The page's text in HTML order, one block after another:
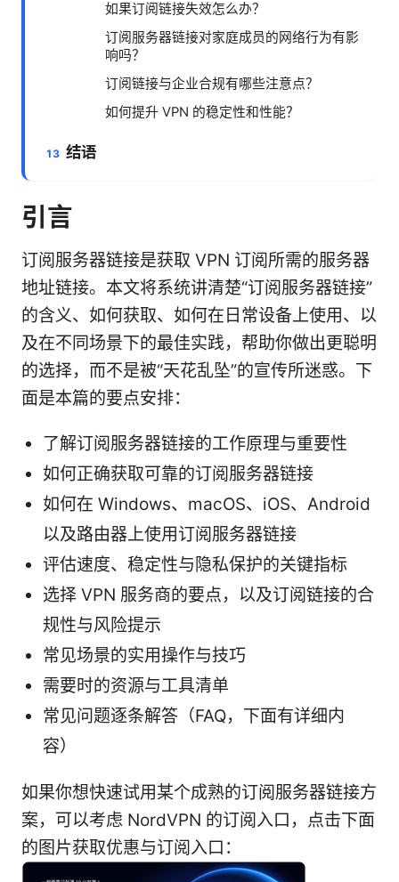
如果订阅链接失效怎么办？
订阅服务器链接对家庭成员的网络行为有影
响吗？
订阅链接与企业合规有哪些注意点？
如何提升 VPN 的稳定性和性能？
结语
引言
订阅服务器链接是获取 VPN 订阅所需的服务器
地址链接。本文将系统讲清楚“订阅服务器链接”
的含义、如何获取、如何在日常设备上使用、以
及在不同场景下的最佳实践，帮助你做出更聪明
的选择，而不是被“天花乱坠”的宣传所迷惑。下
面是本篇的要点安排：
了解订阅服务器链接的工作原理与重要性
如何正确获取可靠的订阅服务器链接
如何在 Windows、macOS、iOS、Android
以及路由器上使用订阅服务器链接
评估速度、稳定性与隐私保护的关键指标
选择 VPN 服务商的要点，以及订阅链接的合
规性与风险提示
常见场景的实用操作与技巧
需要时的资源与工具清单
常见问题逐条解答（FAQ，下面有详细内
容）
如果你想快速试用某个成熟的订阅服务器链接方
案，可以考虑 NordVPN 的订阅入口，点击下面
的图片获取优惠与订阅入口：